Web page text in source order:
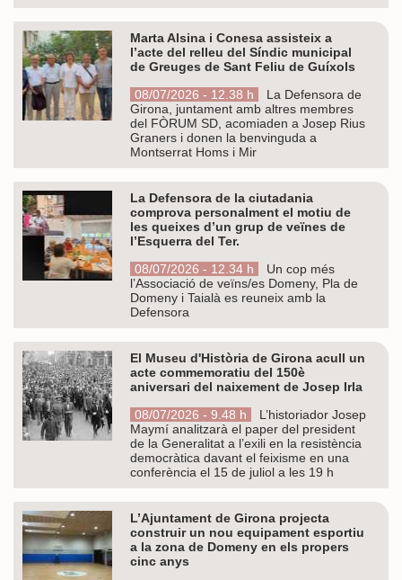
Marta Alsina i Conesa assisteix a
l’acte del relleu del Síndic municipal
de Greuges de Sant Feliu de Guíxols
08/07/2026 - 12.38 h
La Defensora de
Girona, juntament amb altres membres
del FÒRUM SD, acomiaden a Josep Rius
Graners i donen la benvinguda a
Montserrat Homs i Mir
La Defensora de la ciutadania
comprova personalment el motiu de
les queixes d’un grup de veïnes de
l’Esquerra del Ter.
08/07/2026 - 12.34 h
Un cop més
l’Associació de veïns/es Domeny, Pla de
Domeny i Taialà es reuneix amb la
Defensora
El Museu d'Història de Girona acull un
acte commemoratiu del 150è
aniversari del naixement de Josep Irla
08/07/2026 - 9.48 h
L’historiador Josep
Maymí analitzarà el paper del president
de la Generalitat a l’exili en la resistència
democràtica davant el feixisme en una
conferència el 15 de juliol a les 19 h
L’Ajuntament de Girona projecta
construir un nou equipament esportiu
a la zona de Domeny en els propers
cinc anys